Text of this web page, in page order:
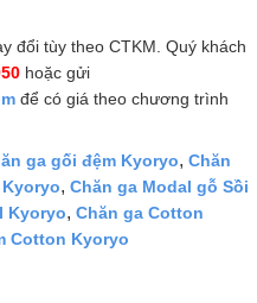
đổi tùy theo CTKM. Quý khách
hoặc gửi
để có giá theo chương trình
ga gối đệm Kyoryo, Chăn
, Chăn ga Modal gỗ Sồi
Kyoryo, Chăn ga Cotton
Cotton Kyoryo